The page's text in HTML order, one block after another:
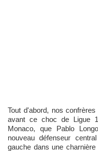
Tout d'abord, nos
avant ce choc de Ligue
Monaco, que Pablo
nouveau défenseur
gauche dans une